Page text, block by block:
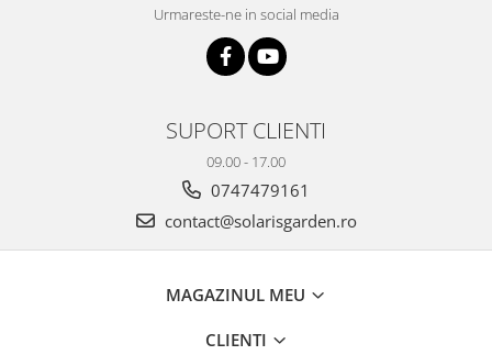
Urmareste-ne in social media
SUPORT CLIENTI
09.00 - 17.00
0747479161
contact@solarisgarden.ro
MAGAZINUL MEU
CLIENTI